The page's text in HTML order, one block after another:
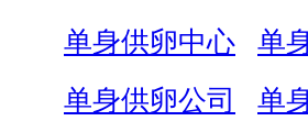
单身供卵中心
单
单身供卵公司
单